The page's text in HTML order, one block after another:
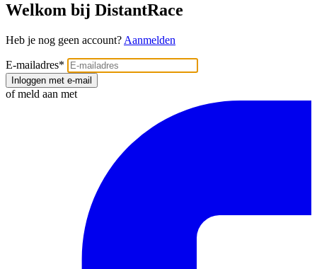
Welkom bij DistantRace
Heb je nog geen account? Aanmelden
E-mailadres*
Inloggen met e-mail
of meld aan met